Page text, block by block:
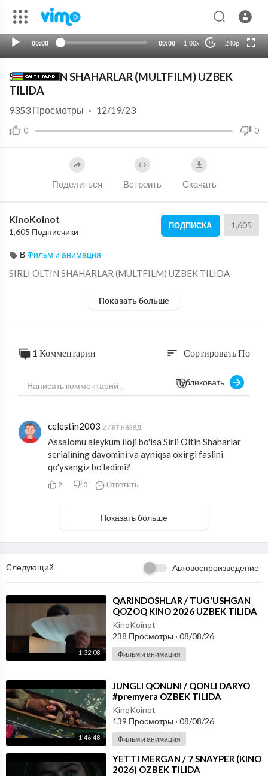
00:00 00:00 1.00x 10 240p
HD
SIRLI OLTIN SHAHARLAR (MULTFILM) UZBEK
TILIDA
0 0
9353 Просмотры · 12/19/23
Поделиться Встроить Скачать
KinoKoinot
1,605 Подписчики
ПОДПИСКА 1,605
ВФильм и анимация
⁣SIRLI OLTIN SHAHARLAR (MULTFILM) UZBEK TILIDA
Показать больше
1 Комментарии sort Сортировать По
Публиковать
celestin2003 2 лет назад
Assalomu aleykum iloji bo'lsa Sirli Oltin Shaharlar
serialining davomini va ayniqsa oxirgi faslini
qo'ysangiz bo'ladimi?
2 0 Ответить
Показать больше
Следующий Автовоспроизведение
1:32:08
⁣QARINDOSHLAR / TUG'USHGAN
QOZOQ KINO 2026 UZBEK TILIDA
KinoKoinot
238 Просмотры · 08/08/26
Фильм и анимация
1:46:48
⁣JUNGLI QONUNI / QONLI DARYO
#premyera OZBEK TILIDA
KinoKoinot
139 Просмотры · 08/08/26
Фильм и анимация
⁣YETTI MERGAN / 7 SNAYPER (KINO
2026) OZBEK TILIDA